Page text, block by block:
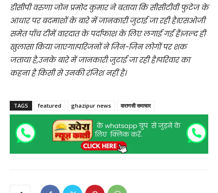
डीसीपी वरुणा जोन प्रमोद कुमार ने बताया कि सीसीटीवी फुटेज के
आधार पर बदमाशों के बारे में जानकारी जुटाई जा रही है।एसओजी
समेत पाँच टीमें वारदात के पर्दाफाश के लिए लगाई गईं हैं।जल्द ही
खुलासा किया जाएगा।परिजनों ने जिन-जिन लोगों पर शक
जताया है,उनके बारे में जानकारी जुटाई जा रही है।परिवार का
कहना है किसी से उनकी रंजिश नहीं है।
TAGS featured ghazipur news वाराणसी समाचार